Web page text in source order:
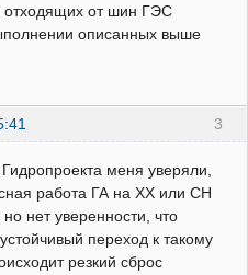
отходящих от шин ГЭС
описанных выше
3
Гидропроекта меня уверяли,
работа ГА на ХХ или СН
нет уверенности, что
переход к такому
резкий сброс